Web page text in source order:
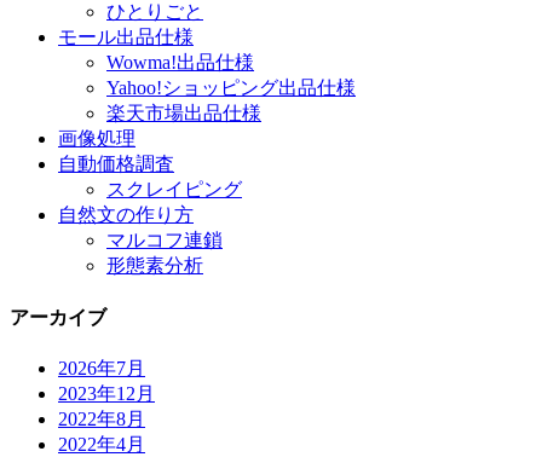
ひとりごと
モール出品仕様
Wowma!出品仕様
Yahoo!ショッピング出品仕様
楽天市場出品仕様
画像処理
自動価格調査
スクレイピング
自然文の作り方
マルコフ連鎖
形態素分析
アーカイブ
2026年7月
2023年12月
2022年8月
2022年4月